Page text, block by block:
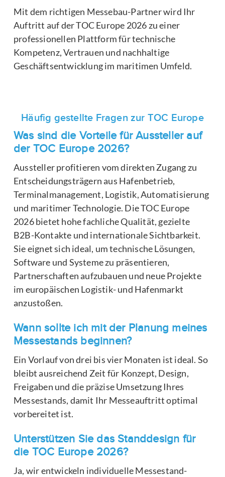
Mit dem richtigen Messebau-Partner wird Ihr
Auftritt auf der TOC Europe 2026 zu einer
professionellen Plattform für technische
Kompetenz, Vertrauen und nachhaltige
Geschäftsentwicklung im maritimen Umfeld.
Häufig gestellte Fragen zur TOC Europe
Was sind die Vorteile für Aussteller auf
der TOC Europe 2026?
Aussteller profitieren vom direkten Zugang zu
Entscheidungsträgern aus Hafenbetrieb,
Terminalmanagement, Logistik, Automatisierung
und maritimer Technologie. Die TOC Europe
2026 bietet hohe fachliche Qualität, gezielte
B2B-Kontakte und internationale Sichtbarkeit.
Sie eignet sich ideal, um technische Lösungen,
Software und Systeme zu präsentieren,
Partnerschaften aufzubauen und neue Projekte
im europäischen Logistik- und Hafenmarkt
anzustoßen.
Wann sollte ich mit der Planung meines
Messestands beginnen?
Ein Vorlauf von drei bis vier Monaten ist ideal. So
bleibt ausreichend Zeit für Konzept, Design,
Freigaben und die präzise Umsetzung Ihres
Messestands, damit Ihr Messeauftritt optimal
vorbereitet ist.
Unterstützen Sie das Standdesign für
die TOC Europe 2026?
Ja, wir entwickeln individuelle Messestand-